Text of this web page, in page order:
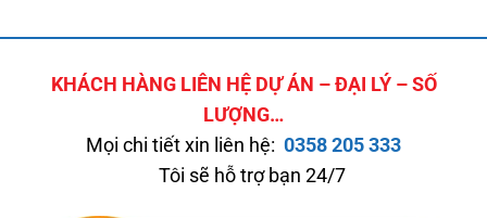
KHÁCH HÀNG LIÊN HỆ DỰ ÁN – ĐẠI LÝ – SỐ
LƯỢNG…
Mọi chi tiết xin liên hệ: 0358 205 333
Tôi sẽ hỗ trợ bạn 24/7